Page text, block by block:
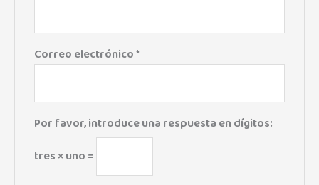
Correo electrónico*
Por favor, introduce una respuesta en dígitos:
tres × uno =